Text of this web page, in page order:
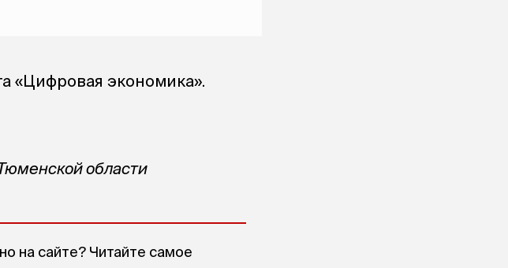
«Цифровая экономика».
области
на сайте? Читайте самое